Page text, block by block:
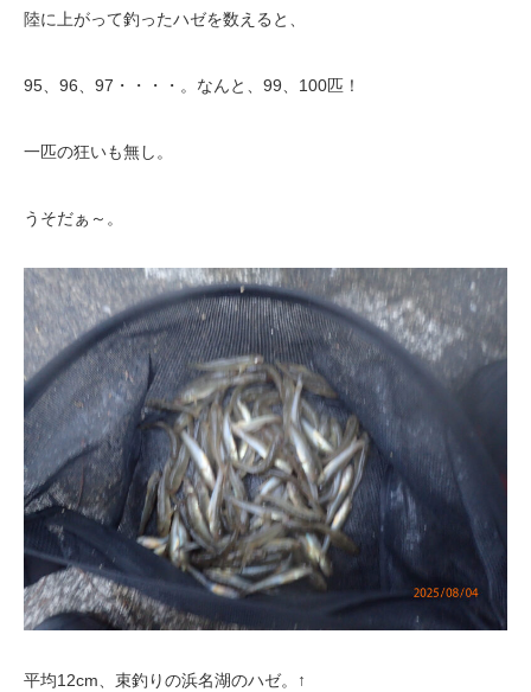
陸に上がって釣ったハゼを数えると、
95、96、97・・・・。なんと、99、100匹！
一匹の狂いも無し。
うそだぁ～。
平均12cm、束釣りの浜名湖のハゼ。↑